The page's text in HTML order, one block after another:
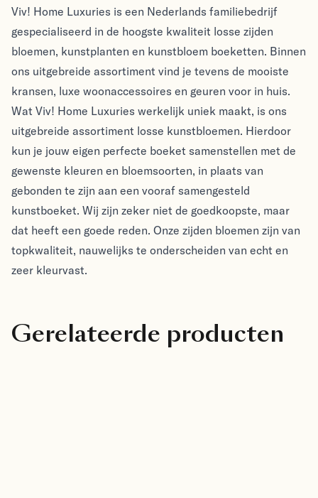
Viv! Home Luxuries
Viv! Home Luxuries
Viv! Home Luxuries is een Nederlands familiebedrijf
gespecialiseerd in de hoogste kwaliteit losse zijden
bloemen, kunstplanten en kunstbloem boeketten. Binnen
ons uitgebreide assortiment vind je tevens de mooiste
kransen, luxe woonaccessoires en geuren voor in huis.
Wat Viv! Home Luxuries werkelijk uniek maakt, is ons
uitgebreide assortiment losse kunstbloemen. Hierdoor
kun je jouw eigen perfecte boeket samenstellen met de
gewenste kleuren en bloemsoorten, in plaats van
gebonden te zijn aan een vooraf samengesteld
kunstboeket. Wij zijn zeker niet de goedkoopste, maar
dat heeft een goede reden. Onze zijden bloemen zijn van
topkwaliteit, nauwelijks te onderscheiden van echt en
zeer kleurvast.
Gerelateerde producten